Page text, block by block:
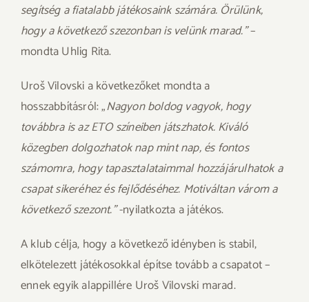
segítség a fiatalabb játékosaink számára. Örülünk,
hogy a következő szezonban is velünk marad.”–
mondta Uhlig Rita.
Uroš Vilovski a következőket mondta a
hosszabbításról: „Nagyon boldog vagyok, hogy
továbbra is az ETO színeiben játszhatok. Kiváló
közegben dolgozhatok nap mint nap, és fontos
számomra, hogy tapasztalataimmal hozzájárulhatok a
csapat sikeréhez és fejlődéséhez. Motiváltan várom a
következő szezont.”-nyilatkozta a játékos.
A klub célja, hogy a következő idényben is stabil,
elkötelezett játékosokkal építse tovább a csapatot –
ennek egyik alappillére Uroš Vilovski marad.